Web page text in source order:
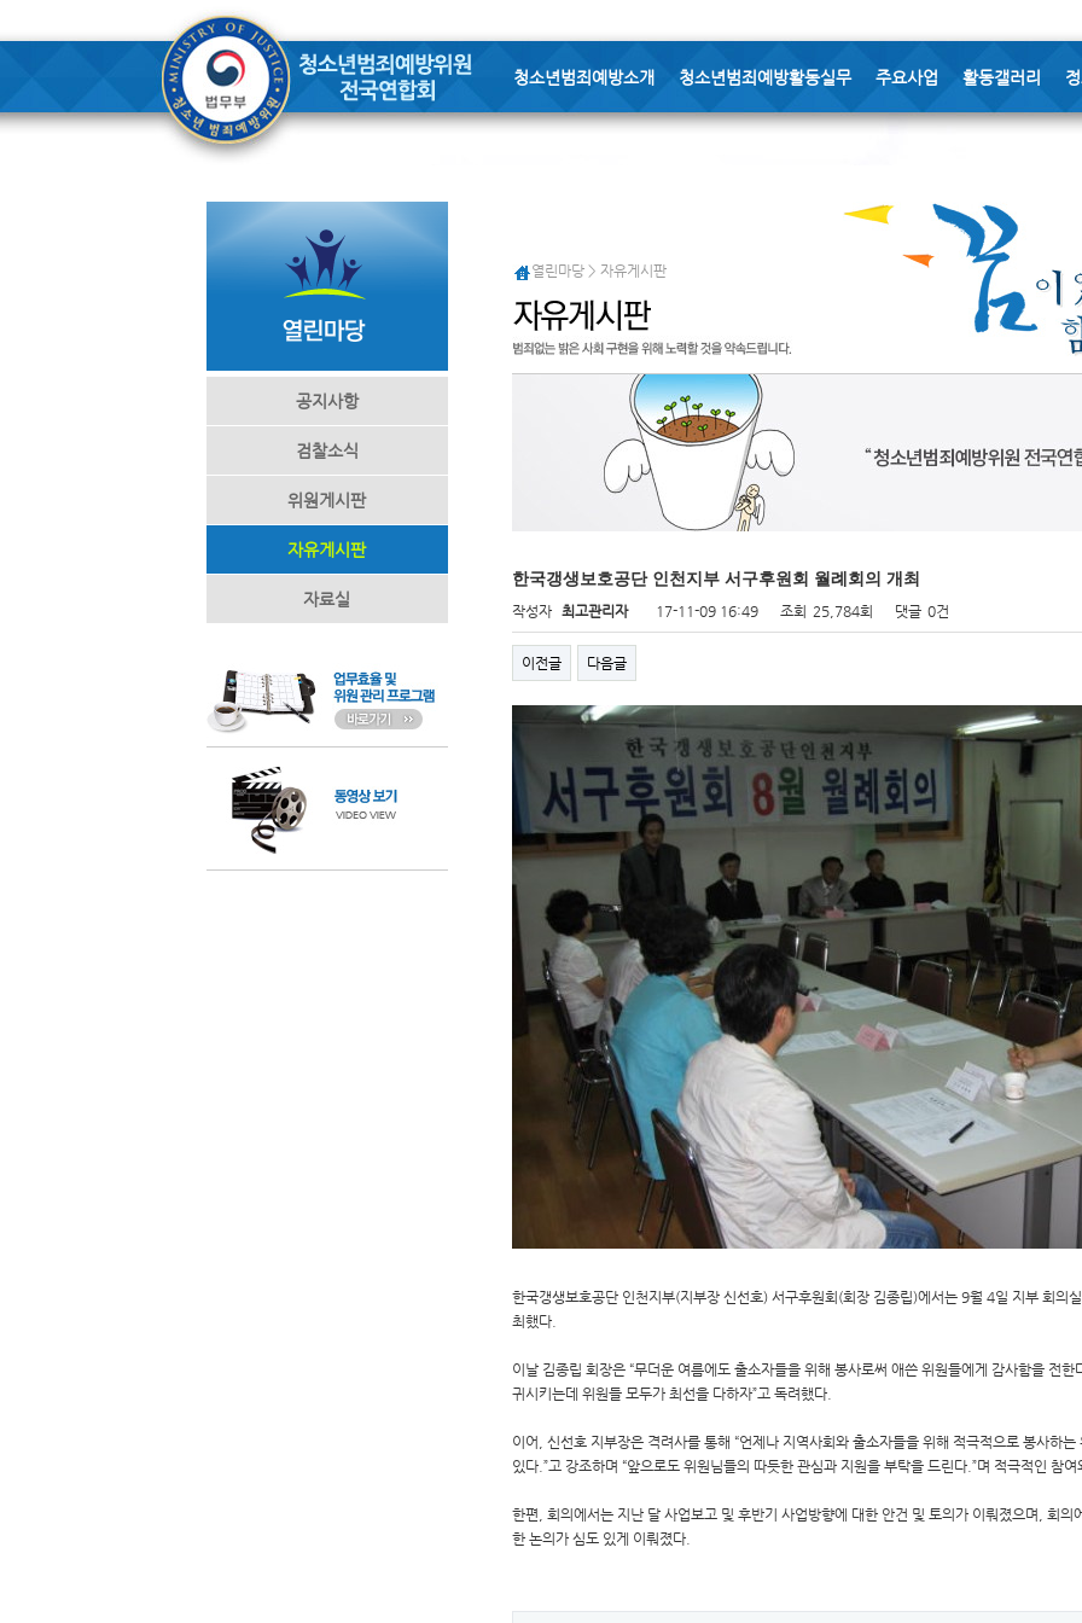
청소년범죄예방소개 청소년범죄예방활동실무 주요사업 활동갤러리
공지사항
검찰소식
위원게시판
자유게시판
자료실
열린마당 > 자유게시판
한국갱생보호공단 인천지부 서구후원회 월례회의 개최
작성자 최고관리자 17-11-09 16:49 조회 25,784회 댓글 0건
이전글 다음글
한국갱생보호공단 인천지부(지부장 신선호) 서구후원회(회장 김종립)에서는 9월 4일 지부 회의
최했다.
이날 김종립 회장은 “무더운 여름에도 출소자들을 위해 봉사로써 애쓴 위원들에게 감사함을 전
귀시키는데 위원들 모두가 최선을 다하자”고 독려했다.
이어, 신선호 지부장은 격려사를 통해 “언제나 지역사회와 출소자들을 위해 적극적으로 봉사하
있다.”고 강조하며 “앞으로도 위원님들의 따듯한 관심과 지원을 부탁을 드린다.”며 적극적인 참
한편, 회의에서는 지난 달 사업보고 및 후반기 사업방향에 대한 안건 및 토의가 이뤄졌으며, 회
한 논의가 심도 있게 이뤄졌다.